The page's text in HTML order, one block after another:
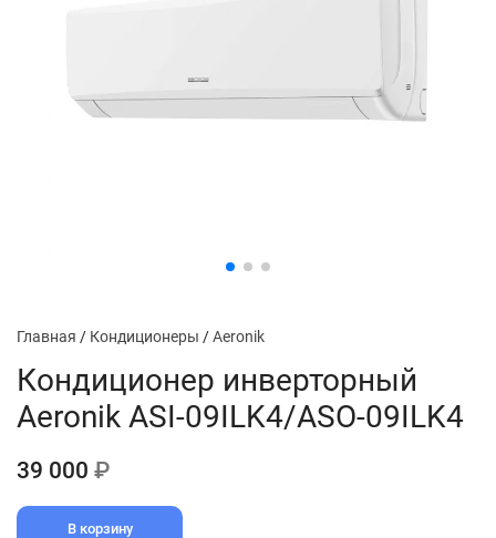
Главная / Кондиционеры /Aeronik
Кондиционер инверторный
Aeronik ASI-09ILK4/ASO-09ILK4
39 000 ₽
В корзину